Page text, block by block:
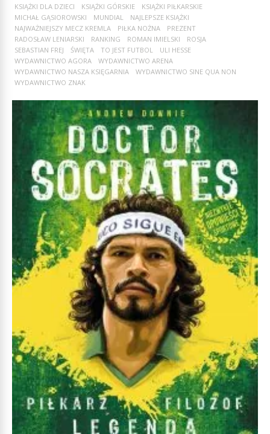
KSIĄŻKI DLA DZIECI KSIĄŻKI GÓRSKIE
KSIĄŻKI PIŁKARSKIE
MICHAŁ GĄSIOROWSKI
MUNDIAL
NAJLEPSZE KSIĄŻKI
NAJWAŻNIEJSZY MECZ KREMLA
PIŁKA NOŻNA
PREZENT
RADOSŁAW LENIARSKI
RANKING ROMAN IMIELSKI
ROSJA
SEBASTIAN FREJ
ŚWIĘTA TO JEST FUTBOL
ULI HESSE
WYDAWNICTWO AGORA
WYDAWNICTWO ARENA
WYDAWNICTWO NASZA KSIĘGARNIA
WYDAWNICTWO SINE QUA NON
WYDAWNICTWO ZNAK